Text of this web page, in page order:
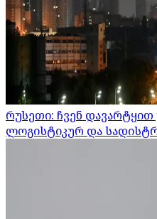
რუსეთი: ჩვენ
ლოგისტიკურ და